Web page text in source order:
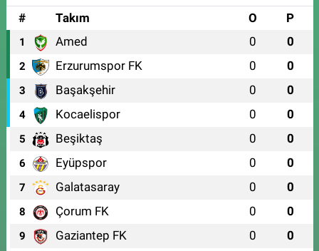
#
Takım O P
1 Amed 0 0
2 Erzurumspor FK 0 0
3 Başakşehir 0 0
4 Kocaelispor 0 0
5 Beşiktaş 0 0
6 Eyüpspor 0 0
7 Galatasaray 0 0
8 Çorum FK 0 0
9 Gaziantep FK 0 0